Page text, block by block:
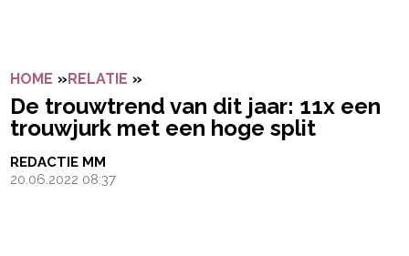
HOME »RELATIE »
De trouwtrend van dit jaar: 11x een
trouwjurk met een hoge split
REDACTIE MM
20.06.2022 08:37